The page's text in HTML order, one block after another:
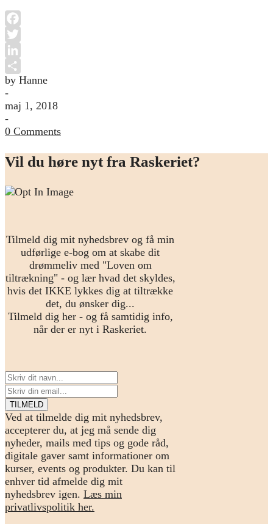
Facebook
Twitter
LinkedIn
Share
by Hanne
-
maj 1, 2018
-
0 Comments
Vil du høre nyt fra Raskeriet?
Tilmeld dig mit nyhedsbrev og få min
udførlige e-bog om at skabe dit
drømmeliv med "Loven om
tiltrækning" - og lær hvad det skyldes,
hvis det IKKE lykkes dig at tiltrække
det, du ønsker dig...
Tilmeld dig her - og få samtidig info,
når der er nyt i Raskeriet.
Ved at tilmelde dig mit nyhedsbrev,
accepterer du, at jeg må sende dig
nyheder, mails med tips og gode råd,
digitale gaver samt informationer om
kurser, events og produkter. Du kan til
enhver tid afmelde dig mit
nyhedsbrev igen. Læs min
privatlivspolitik her.